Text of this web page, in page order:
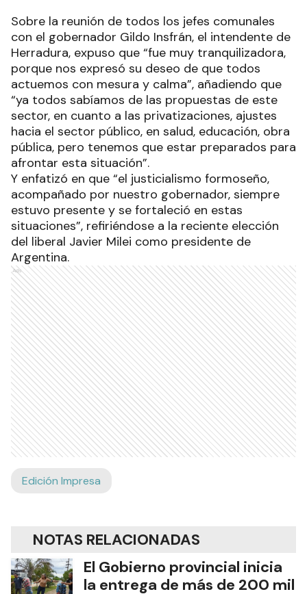
Sobre la reunión de todos los jefes comunales
con el gobernador Gildo Insfrán, el intendente de
Herradura, expuso que “fue muy tranquilizadora,
porque nos expresó su deseo de que todos
actuemos con mesura y calma”, añadiendo que
“ya todos sabíamos de las propuestas de este
sector, en cuanto a las privatizaciones, ajustes
hacia el sector público, en salud, educación, obra
pública, pero tenemos que estar preparados para
afrontar esta situación”.
Y enfatizó en que “el justicialismo formoseño,
acompañado por nuestro gobernador, siempre
estuvo presente y se fortaleció en estas
situaciones”, refiriéndose a la reciente elección
del liberal Javier Milei como presidente de
Argentina.
Ads
Edición Impresa
NOTAS RELACIONADAS
El Gobierno provincial inicia
la entrega de más de 200 mil